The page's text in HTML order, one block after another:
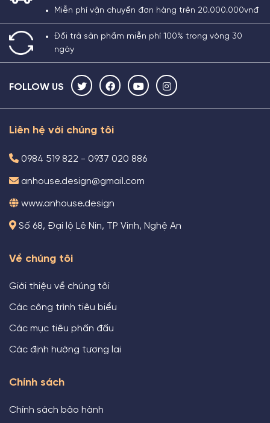
Miễn phí vận chuyển đơn hàng trên 20.000.000vnđ
Đổi trả sản phẩm miễn phí 100% trong vòng 30
ngày
FOLLOW US
Liên hệ với chúng tôi
0984 519 822 - 0937 020 886
anhouse.design@gmail.com
www.anhouse.design
Số 68, Đại lộ Lê Nin, TP Vinh, Nghệ An
Về chúng tôi
Giới thiệu về chúng tôi
Các công trình tiêu biểu
Các mục tiêu phấn đấu
Các định hướng tương lai
Chính sách
Chính sách bảo hành